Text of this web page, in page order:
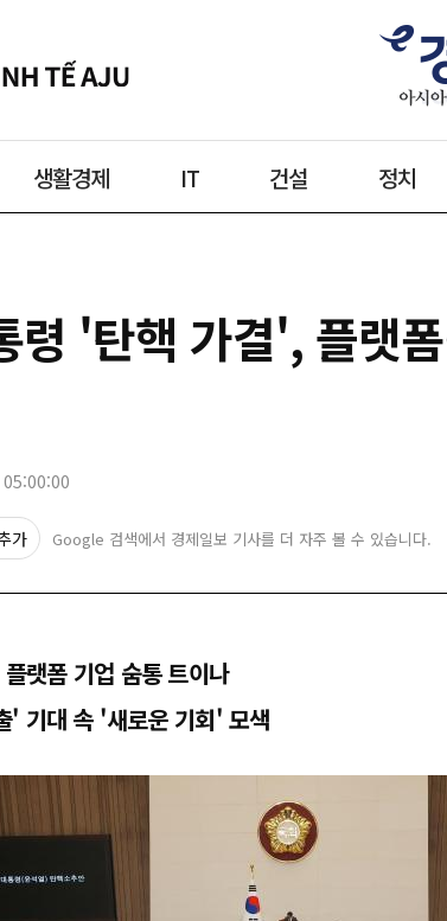
생활경제 IT 건설 정치
령 '탄핵 가결', 플랫
가 Google 검색에서 경제일보 기사를 더 자주 볼 수 있습니다.
랫폼 기업 숨통 트이나
' 기대 속 '새로운 기회' 모색